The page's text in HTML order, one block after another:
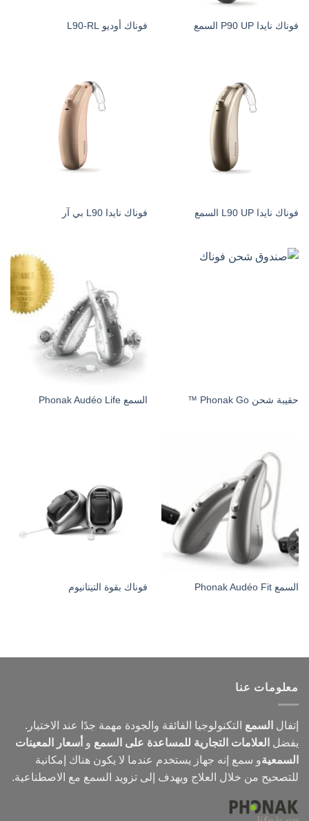
فوناك نايدا P90 UP السمع فوناك أوديو L90-RL
فوناك نايدا L90 UP السمع فوناك نايدا L90 بي آر
حقيبة شحن Phonak Go ™ السمع Phonak Audéo Life
السمع Phonak Audéo Fit فوناك بقوة التيتانيوم
معلومات عنا
إتفال السمع التكنولوجيا الفائقة والجودة مهمة جدًا عند الاختيار.
يفضل العلامات التجارية للمساعدة على السمع و أسعار المعينات
السمعيةو سمع إنه جهاز يستخدم عندما لا يكون هناك إمكانية
للتصحيح من خلال العلاج ويهدف إلى تزويد السمع مع الاصطناعية.